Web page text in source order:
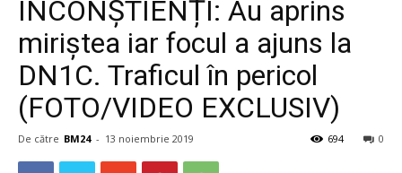
INCONȘTIENȚI: Au aprins
miriștea iar focul a ajuns la
DN1C. Traficul în pericol
(FOTO/VIDEO EXCLUSIV)
De către BM24 - 13 noiembrie 2019 0
694